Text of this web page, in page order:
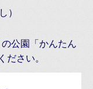
）
公園「かんたん
ださい。